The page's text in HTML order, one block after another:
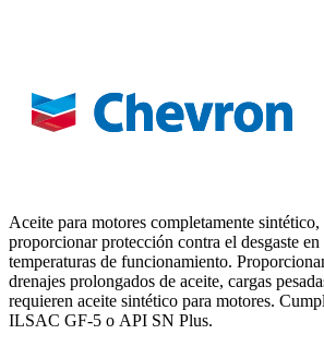
Aceite para motores completamente
proporcionar protección contra el desgaste en
temperaturas de funcionamiento.
drenajes prolongados de aceite, cargas
requieren aceite sintético para motores.
ILSAC GF-5 o API SN Plus.